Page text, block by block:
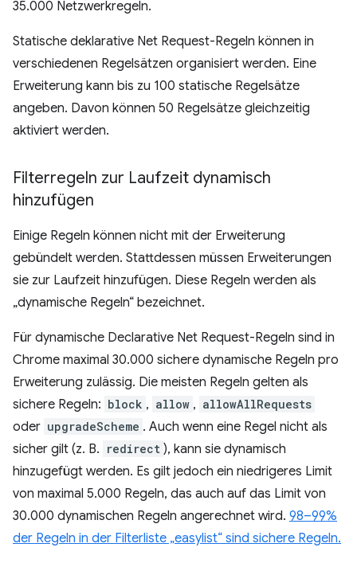
35.000 Netzwerkregeln.
Statische deklarative Net Request-Regeln können in
verschiedenen Regelsätzen organisiert werden. Eine
Erweiterung kann bis zu 100 statische Regelsätze
angeben. Davon können 50 Regelsätze gleichzeitig
aktiviert werden.
Filterregeln zur Laufzeit dynamisch
hinzufügen
Einige Regeln können nicht mit der Erweiterung
gebündelt werden. Stattdessen müssen Erweiterungen
sie zur Laufzeit hinzufügen. Diese Regeln werden als
„dynamische Regeln“ bezeichnet.
Für dynamische Declarative Net Request-Regeln sind in
Chrome maximal 30.000 sichere dynamische Regeln pro
Erweiterung zulässig. Die meisten Regeln gelten als
sichere Regeln: block , allow , allowAllRequests
oder upgradeScheme . Auch wenn eine Regel nicht als
sicher gilt (z. B. redirect ), kann sie dynamisch
hinzugefügt werden. Es gilt jedoch ein niedrigeres Limit
von maximal 5.000 Regeln, das auch auf das Limit von
30.000 dynamischen Regeln angerechnet wird. 98–99%
der Regeln in der Filterliste „easylist“ sind sichere Regeln.